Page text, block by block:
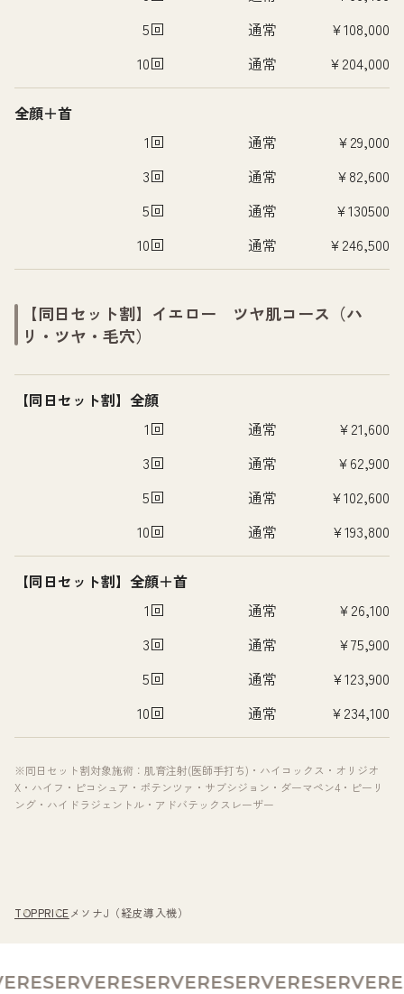
5回
通常
¥108,000
10回
通常 ¥204,000
全顔＋首
1回
通常
¥29,000
3回
通常
¥82,600
5回
通常
¥130500
10回
通常 ¥246,500
【同日セット割】イエロー ツヤ肌コース（ハ
リ・ツヤ・毛穴）
【同日セット割】全顔
1回
通常
¥21,600
3回
通常
¥62,900
5回
通常
¥102,600
10回
通常 ¥193,800
【同日セット割】全顔＋首
1回
通常
¥26,100
3回
通常
¥75,900
5回
通常
¥123,900
10回
通常 ¥234,100
※同日セット割対象施術：肌育注射(医師手打ち)・ハイコックス・オリジオ
X・ハイフ・ピコシュア・ポテンツァ・サブシジョン・ダーマペン4・ピーリ
ング・ハイドラジェントル・アドバテックスレーザー
TOPPRICEメソナJ（経皮導入機）
RESERVERESERVERESERVERESERVE